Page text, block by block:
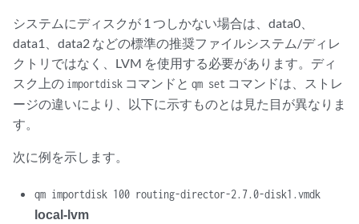
システムにディスクが 1 つしかない場合は、data0、
data1、data2 などの標準の推奨ファイルシステム/ディレ
クトリではなく、LVM を使用する必要があります。ディ
スク上の importdisk コマンドと qm set コマンドは、ストレ
ージの違いにより、以下に示すものとは見た目が異なりま
す。
次に例を示します。
qm importdisk 100 routing-director-2.7.0-disk1.vmdk
local-lvm